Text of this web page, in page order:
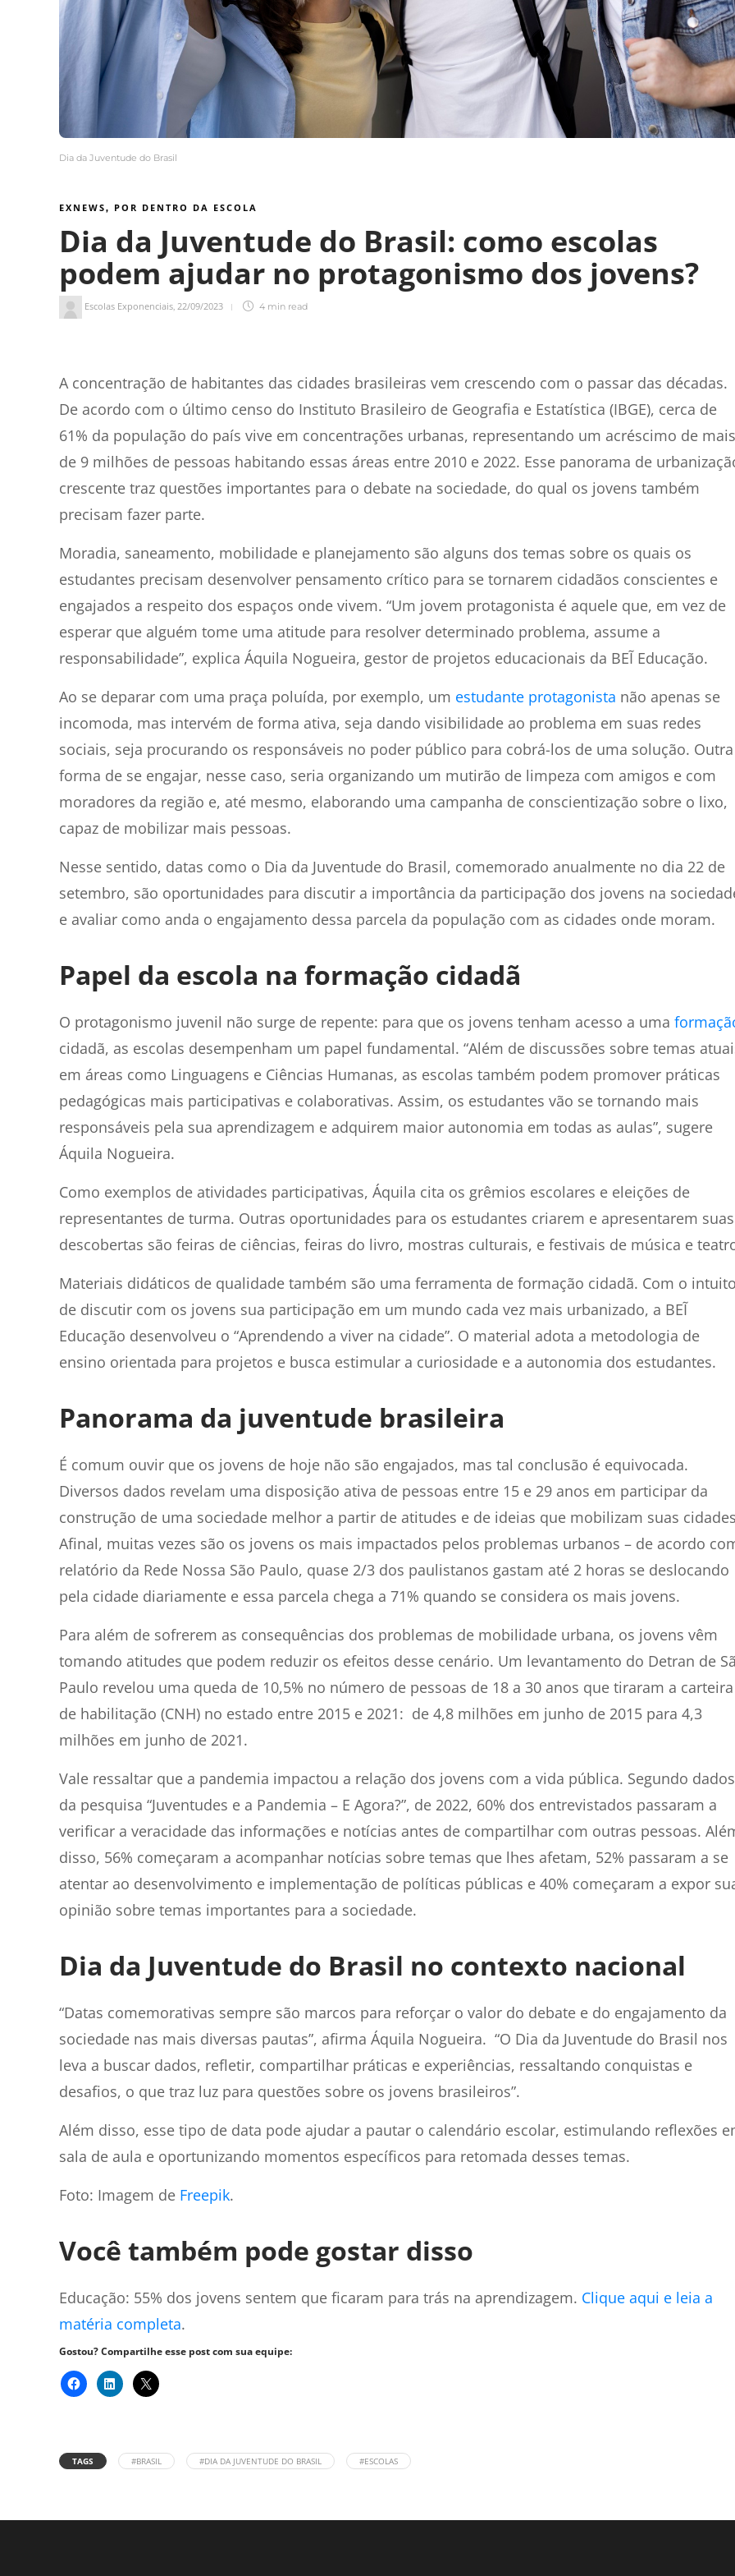
Dia da Juventude do Brasil
EXNEWS, POR DENTRO DA ESCOLA
Dia da Juventude do Brasil: como escolas
podem ajudar no protagonismo dos jovens?
Escolas Exponenciais, 22/09/2023 4 min read
A concentração de habitantes das cidades brasileiras vem crescendo com o passar das décadas.
De acordo com o último censo do Instituto Brasileiro de Geografia e Estatística (IBGE), cerca de
61% da população do país vive em concentrações urbanas, representando um acréscimo de mais
de 9 milhões de pessoas habitando essas áreas entre 2010 e 2022. Esse panorama de
crescente traz questões importantes para o debate na sociedade, do qual os jovens também
precisam fazer parte.
Moradia, saneamento, mobilidade e planejamento são alguns dos temas sobre os quais os
estudantes precisam desenvolver pensamento crítico para se tornarem cidadãos conscientes e
engajados a respeito dos espaços onde vivem. “Um jovem protagonista é aquele que, em vez de
esperar que alguém tome uma atitude para resolver determinado problema, assume a
responsabilidade”, explica Áquila Nogueira, gestor de projetos educacionais da BEĨ Educação.
Ao se deparar com uma praça poluída, por exemplo, um estudante protagonista não apenas se
incomoda, mas intervém de forma ativa, seja dando visibilidade ao problema em suas redes
sociais, seja procurando os responsáveis no poder público para cobrá-los de uma solução. Outra
forma de se engajar, nesse caso, seria organizando um mutirão de limpeza com amigos e com
moradores da região e, até mesmo, elaborando uma campanha de conscientização sobre o lixo,
capaz de mobilizar mais pessoas.
Nesse sentido, datas como o Dia da Juventude do Brasil, comemorado anualmente no dia 22 de
setembro, são oportunidades para discutir a importância da participação dos jovens na
e avaliar como anda o engajamento dessa parcela da população com as cidades onde moram.
Papel da escola na formação cidadã
O protagonismo juvenil não surge de repente: para que os jovens tenham acesso a uma
cidadã, as escolas desempenham um papel fundamental. “Além de discussões sobre temas
em áreas como Linguagens e Ciências Humanas, as escolas também podem promover práticas
pedagógicas mais participativas e colaborativas. Assim, os estudantes vão se tornando mais
responsáveis pela sua aprendizagem e adquirem maior autonomia em todas as aulas”, sugere
Áquila Nogueira.
Como exemplos de atividades participativas, Áquila cita os grêmios escolares e eleições de
representantes de turma. Outras oportunidades para os estudantes criarem e apresentarem suas
descobertas são feiras de ciências, feiras do livro, mostras culturais, e festivais de música e
Materiais didáticos de qualidade também são uma ferramenta de formação cidadã. Com o
de discutir com os jovens sua participação em um mundo cada vez mais urbanizado, a BEĨ
Educação desenvolveu o “Aprendendo a viver na cidade”. O material adota a metodologia de
ensino orientada para projetos e busca estimular a curiosidade e a autonomia dos estudantes.
Panorama da juventude brasileira
É comum ouvir que os jovens de hoje não são engajados, mas tal conclusão é equivocada.
Diversos dados revelam uma disposição ativa de pessoas entre 15 e 29 anos em participar da
construção de uma sociedade melhor a partir de atitudes e de ideias que mobilizam suas
Afinal, muitas vezes são os jovens os mais impactados pelos problemas urbanos – de acordo
relatório da Rede Nossa São Paulo, quase 2/3 dos paulistanos gastam até 2 horas se deslocando
pela cidade diariamente e essa parcela chega a 71% quando se considera os mais jovens.
Para além de sofrerem as consequências dos problemas de mobilidade urbana, os jovens vêm
tomando atitudes que podem reduzir os efeitos desse cenário. Um levantamento do Detran de
Paulo revelou uma queda de 10,5% no número de pessoas de 18 a 30 anos que tiraram a carteira
de habilitação (CNH) no estado entre 2015 e 2021: de 4,8 milhões em junho de 2015 para 4,3
milhões em junho de 2021.
Vale ressaltar que a pandemia impactou a relação dos jovens com a vida pública. Segundo dados
da pesquisa “Juventudes e a Pandemia – E Agora?”, de 2022, 60% dos entrevistados passaram a
verificar a veracidade das informações e notícias antes de compartilhar com outras pessoas.
disso, 56% começaram a acompanhar notícias sobre temas que lhes afetam, 52% passaram a se
atentar ao desenvolvimento e implementação de políticas públicas e 40% começaram a expor
opinião sobre temas importantes para a sociedade.
Dia da Juventude do Brasil no contexto nacional
“Datas comemorativas sempre são marcos para reforçar o valor do debate e do engajamento da
sociedade nas mais diversas pautas”, afirma Áquila Nogueira. “O Dia da Juventude do Brasil nos
leva a buscar dados, refletir, compartilhar práticas e experiências, ressaltando conquistas e
desafios, o que traz luz para questões sobre os jovens brasileiros”.
Além disso, esse tipo de data pode ajudar a pautar o calendário escolar, estimulando reflexões
sala de aula e oportunizando momentos específicos para retomada desses temas.
Foto: Imagem de Freepik.
Você também pode gostar disso
Educação: 55% dos jovens sentem que ficaram para trás na aprendizagem. Clique aqui e leia a
matéria completa.
Gostou? Compartilhe esse post com sua equipe:
TAGS #BRASIL #DIA DA JUVENTUDE DO BRASIL #ESCOLAS